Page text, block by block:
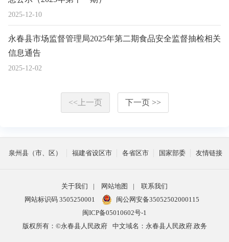
2025-12-10
2025-12-02
永春县市场监督管理局2025年第二期食品安全监督抽检相关
信息通告
<<上一页 下一页 >>
泉州县（市、区） 福建省设区市 各省区市 国家部委 友情链接
关于我们 | 网站地图 |
联系我们
网站标识码 3505250001
闽公网安备35052502000115
闽ICP备05010602号-1
版权所有：©永春县人民政府
中文域名：永春县人民政府.政务